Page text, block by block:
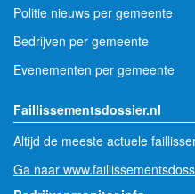
Politie nieuws per gemeente
Bedrijven per gemeente
Evenementen per gemeente
Faillissementsdossier.nl
Altijd de meeste actuele
Ga naar